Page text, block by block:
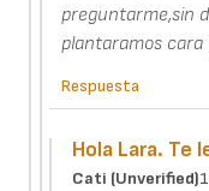
preguntarme,sin
plantaramos cara
Respuesta
Hola Lara. Te
Cati (unverified)